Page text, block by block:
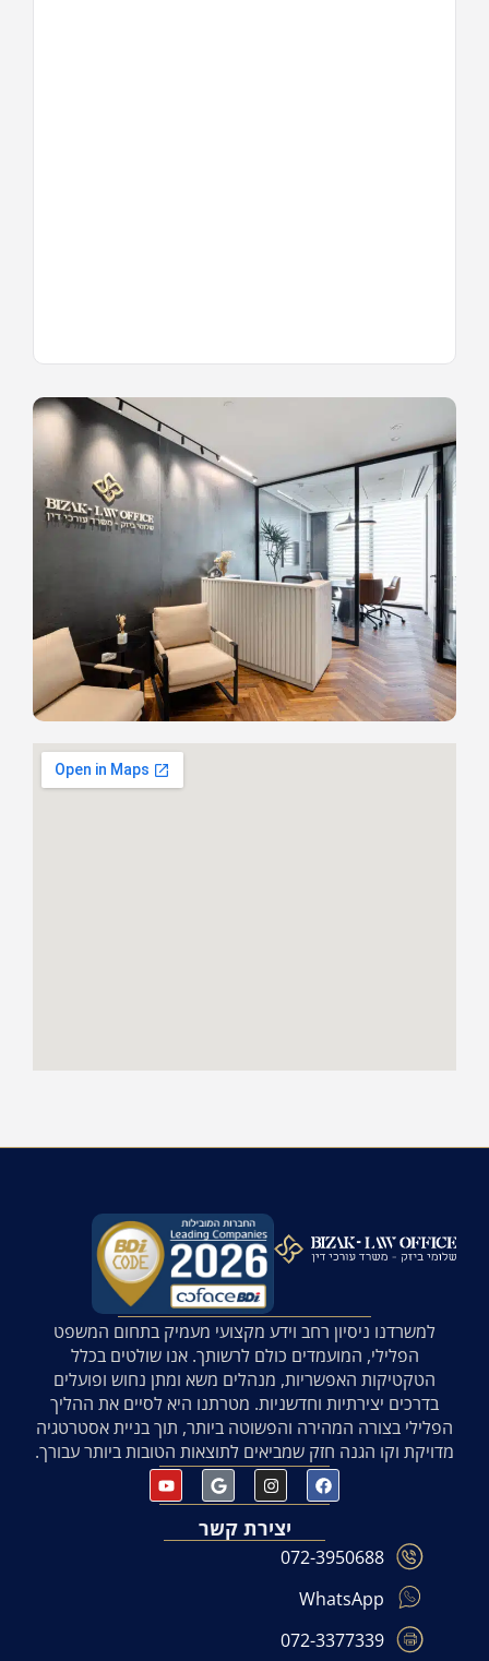
למשרדנו ניסיון רחב וידע מקצועי מעמיק בתחום המשפט
הפלילי, המועמדים כולם לרשותך. אנו שולטים בכלל
הטקטיקות האפשריות, מנהלים משא ומתן נחוש ופועלים
בדרכים יצירתיות וחדשניות. מטרתנו היא לסיים את ההליך
הפלילי בצורה המהירה והפשוטה ביותר, תוך בניית אסטרטגיה
מדויקת וקו הגנה חזק שמביאים לתוצאות הטובות ביותר עבורך.
יצירת קשר
072-3950688
WhatsApp
072-3377339